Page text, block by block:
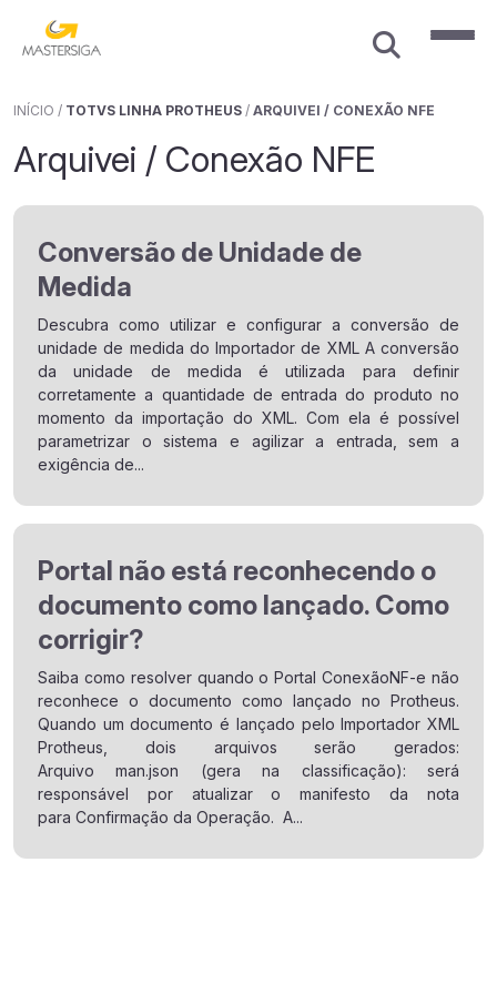
INÍCIO / TOTVS LINHA PROTHEUS / ARQUIVEI / CONEXÃO NFE
Arquivei / Conexão NFE
Conversão de Unidade de
Medida
Descubra como utilizar e configurar a conversão de
unidade de medida do Importador de XML A conversão
da unidade de medida é utilizada para definir
corretamente a quantidade de entrada do produto no
momento da importação do XML. Com ela é possível
parametrizar o sistema e agilizar a entrada, sem a
exigência de...
Portal não está reconhecendo o
documento como lançado. Como
corrigir?
Saiba como resolver quando o Portal ConexãoNF-e não
reconhece o documento como lançado no Protheus.
Quando um documento é lançado pelo Importador XML
Protheus, dois arquivos serão gerados:
Arquivo man.json (gera na classificação): será
responsável por atualizar o manifesto da nota
para Confirmação da Operação. A...